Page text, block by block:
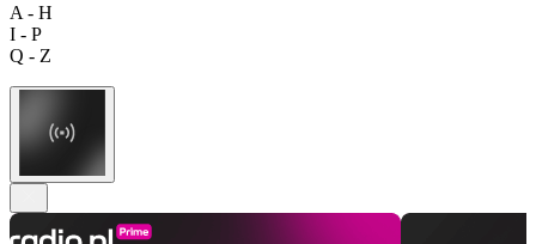
A - H
I - P
Q - Z